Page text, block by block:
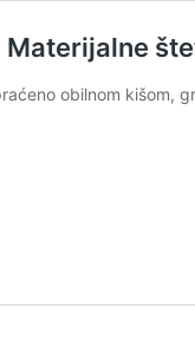
Materijalne
obilnom kišom,